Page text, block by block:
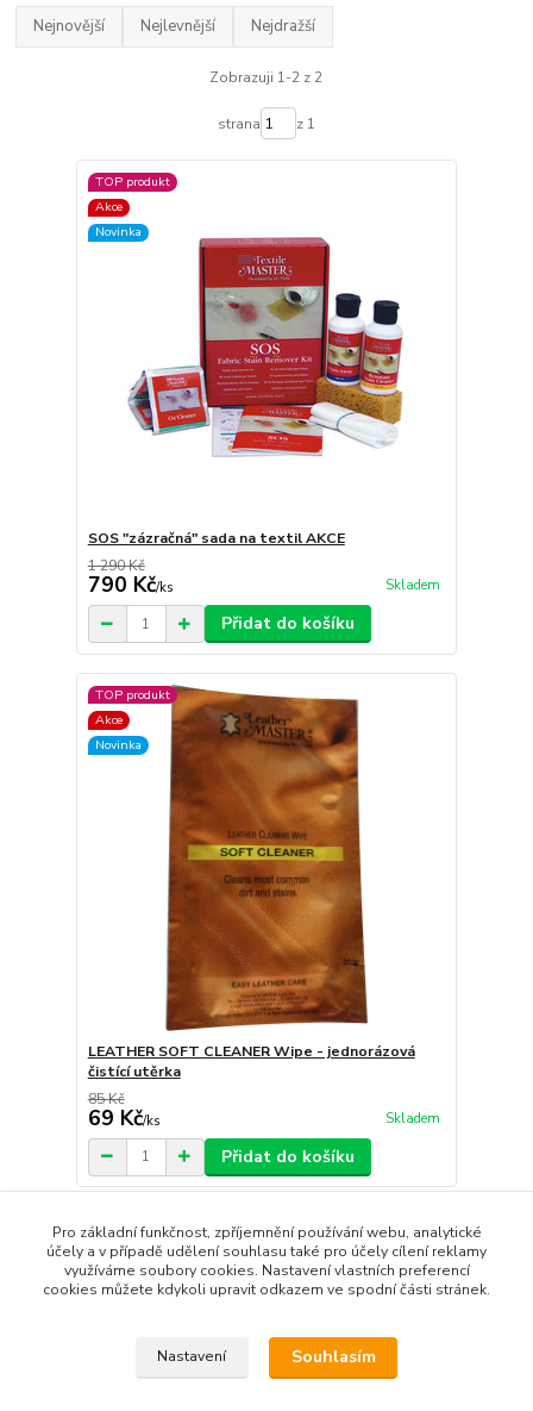
Nejnovější Nejlevnější Nejdražší
Zobrazuji 1-2 z 2
strana z 1
TOP produkt
Akce
Novinka
SOS "zázračná" sada na textil AKCE
1 290 Kč
790 Kč/ks Skladem
Přidat do košíku
TOP produkt
Akce
Novinka
LEATHER SOFT CLEANER Wipe - jednorázová
čistící utěrka
85 Kč
69 Kč/ks Skladem
Přidat do košíku
strana z 1
Pro základní funkčnost, zpříjemnění používání webu, analytické
účely a v případě udělení souhlasu také pro účely cílení reklamy
využíváme soubory cookies. Nastavení vlastních preferencí
cookies můžete kdykoli upravit odkazem ve spodní části stránek.
Nastavení Souhlasím